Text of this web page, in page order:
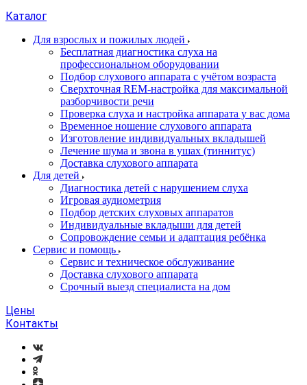
Каталог
Для взрослых и пожилых людей
Бесплатная диагностика слуха на
профессиональном оборудовании
Подбор слухового аппарата с учётом возраста
Сверхточная REM-настройка для максимальной
разборчивости речи
Проверка слуха и настройка аппарата у вас дома
Временное ношение слухового аппарата
Изготовление индивидуальных вкладышей
Лечение шума и звона в ушах (тиннитус)
Доставка слухового аппарата
Для детей
Диагностика детей с нарушением слуха
Игровая аудиометрия
Подбор детских слуховых аппаратов
Индивидуальные вкладыши для детей
Сопровождение семьи и адаптация ребёнка
Сервис и помощь
Сервис и техническое обслуживание
Доставка слухового аппарата
Срочный выезд специалиста на дом
Цены
Контакты